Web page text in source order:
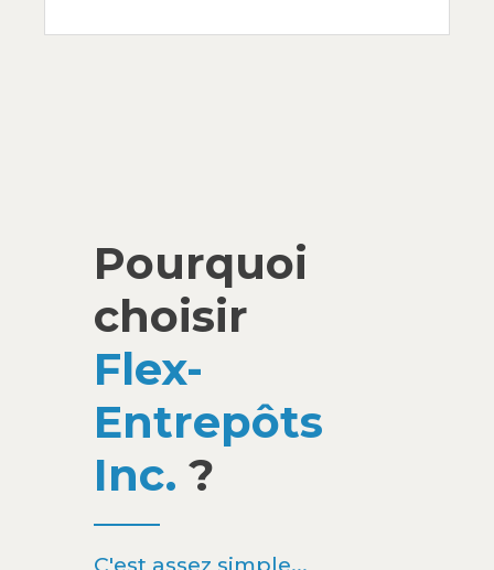
Pourquoi
choisir
Flex-
Entrepôts
Inc. ?
C'est assez simple...